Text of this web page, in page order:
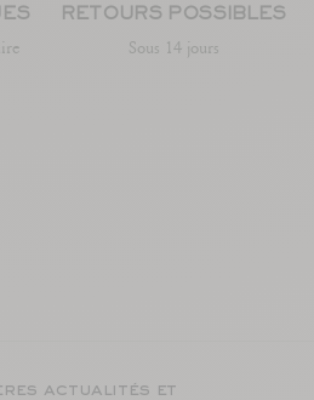
RETOURS POSSIBLES
Sous 14 jours
actualités et